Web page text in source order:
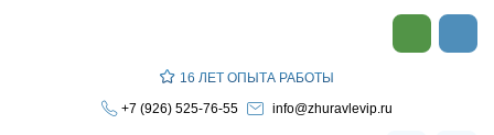
16 ЛЕТ ОПЫТА РАБОТЫ
+7 (926) 525-76-55 info@zhuravlevip.ru